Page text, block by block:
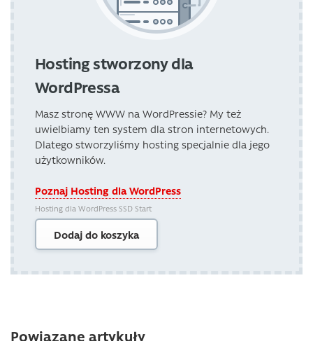
Hosting stworzony dla
WordPressa
Masz stronę WWW na WordPressie? My też
uwielbiamy ten system dla stron internetowych.
Dlatego stworzyliśmy hosting specjalnie dla jego
użytkowników.
Poznaj Hosting dla WordPress
Hosting dla WordPress SSD Start
Dodaj do koszyka
Powiązane artykuły